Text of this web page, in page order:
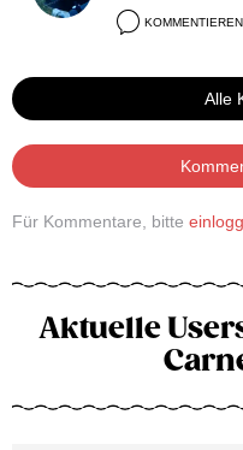
KOMMENTIEREN
Alle
Für Kommentare, bitte
Aktuelle